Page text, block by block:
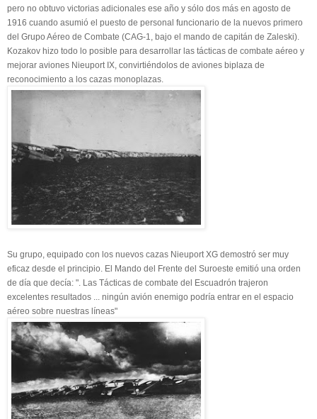
pero no obtuvo victorias adicionales ese año y sólo dos más en agosto de
1916 cuando asumió el puesto de personal funcionario de la nuevos primero
del Grupo Aéreo de Combate (CAG-1, bajo el mando de capitán de Zaleski).
Kozakov hizo todo lo posible para desarrollar las tácticas de combate aéreo y
mejorar aviones Nieuport IX, convirtiéndolos de aviones biplaza de
reconocimiento a los cazas monoplazas.
Su grupo, equipado con los nuevos cazas Nieuport XG demostró ser muy
eficaz desde el principio. El Mando del Frente del Suroeste emitió una orden
de día que decía: ". Las Tácticas de combate del Escuadrón trajeron
excelentes resultados ... ningún avión enemigo podría entrar en el espacio
aéreo sobre nuestras líneas"